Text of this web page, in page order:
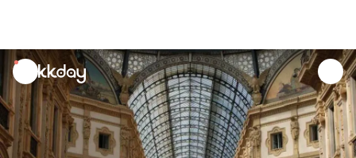
unread
notifications